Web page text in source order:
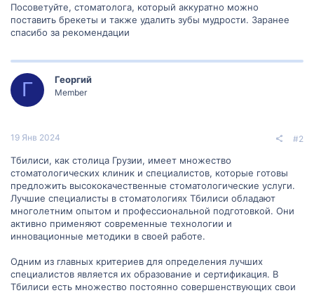
Посоветуйте, стоматолога, который аккуратно можно
поставить брекеты и также удалить зубы мудрости. Заранее
спасибо за рекомендации
Г Георгий
Member
19 Янв 2024 #2
Тбилиси, как столица Грузии, имеет множество
стоматологических клиник и специалистов, которые готовы
предложить высококачественные стоматологические услуги.
Лучшие специалисты в стоматологиях Тбилиси обладают
многолетним опытом и профессиональной подготовкой. Они
активно применяют современные технологии и
инновационные методики в своей работе.
Одним из главных критериев для определения лучших
специалистов является их образование и сертификация. В
Тбилиси есть множество постоянно совершенствующих свои